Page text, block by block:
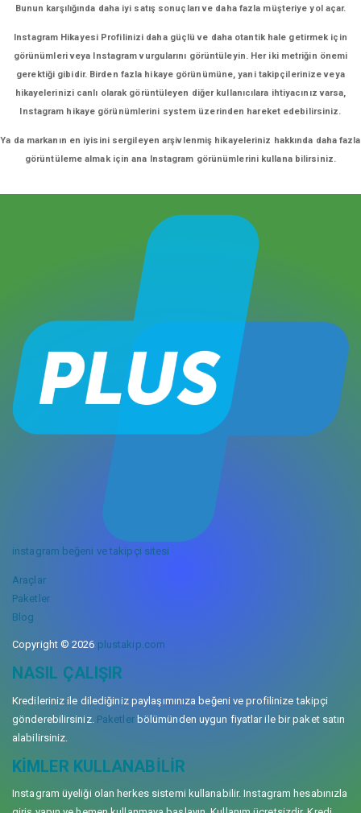
Bunun karşılığında daha iyi satış sonuçları ve daha fazla müşteriye yol açar.
Instagram Hikayesi Profilinizi daha güçlü ve daha otantik hale getirmek için
görünümleri veya Instagram vurgularını görüntüleyin. Her iki metriğin önemi
gerektiği gibidir. Birden fazla hikaye görünümüne, yani takipçilerinize veya
hikayelerinizi canlı olarak görüntüleyen diğer kullanıcılara ihtiyacınız varsa,
Instagram hikaye görünümlerini system üzerinden hareket edebilirsiniz.
Ya da markanın en iyisini sergileyen arşivlenmiş hikayeleriniz hakkında daha fazla
görüntüleme almak için ana Instagram görünümlerini kullana bilirsiniz.
instagram beğeni ve takipçi sitesi
Araçlar
Paketler
Blog
Copyright © 2026 plustakip.com
NASIL ÇALIŞIR
Kredileriniz ile dilediğiniz paylaşımınıza beğeni ve profilinize takipçi
gönderebilirsiniz. Paketlerbölümünden uygun fiyatlar ile bir paket satın
alabilirsiniz.
KIMLER KULLANABILIR
Instagram üyeliği olan herkes sistemi kullanabilir. Instagram hesabınızla